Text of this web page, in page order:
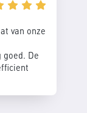
van onze
De